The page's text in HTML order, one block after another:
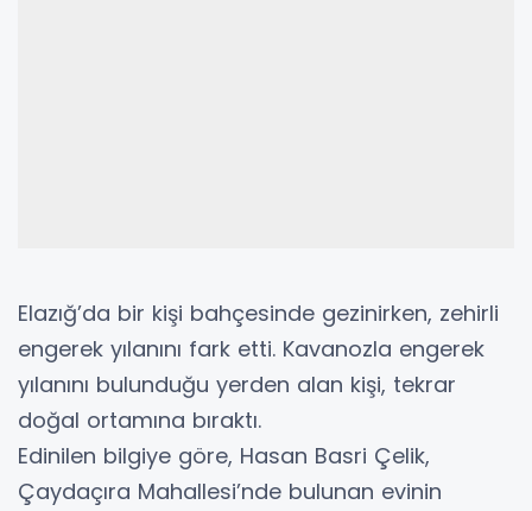
Elazığ’da bir kişi bahçesinde gezinirken, zehirli
engerek yılanını fark etti. Kavanozla engerek
yılanını bulunduğu yerden alan kişi, tekrar
doğal ortamına bıraktı.
Edinilen bilgiye göre, Hasan Basri Çelik,
Çaydaçıra Mahallesi’nde bulunan evinin